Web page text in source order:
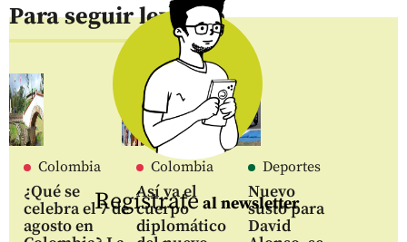
Para seguir leyendo
Colombia
¿Qué se
celebra el 7 de
agosto en
Colombia
Así va el
cuerpo
diplomático
Deportes
Nuevo
susto para
David
Regístrate al newsletter